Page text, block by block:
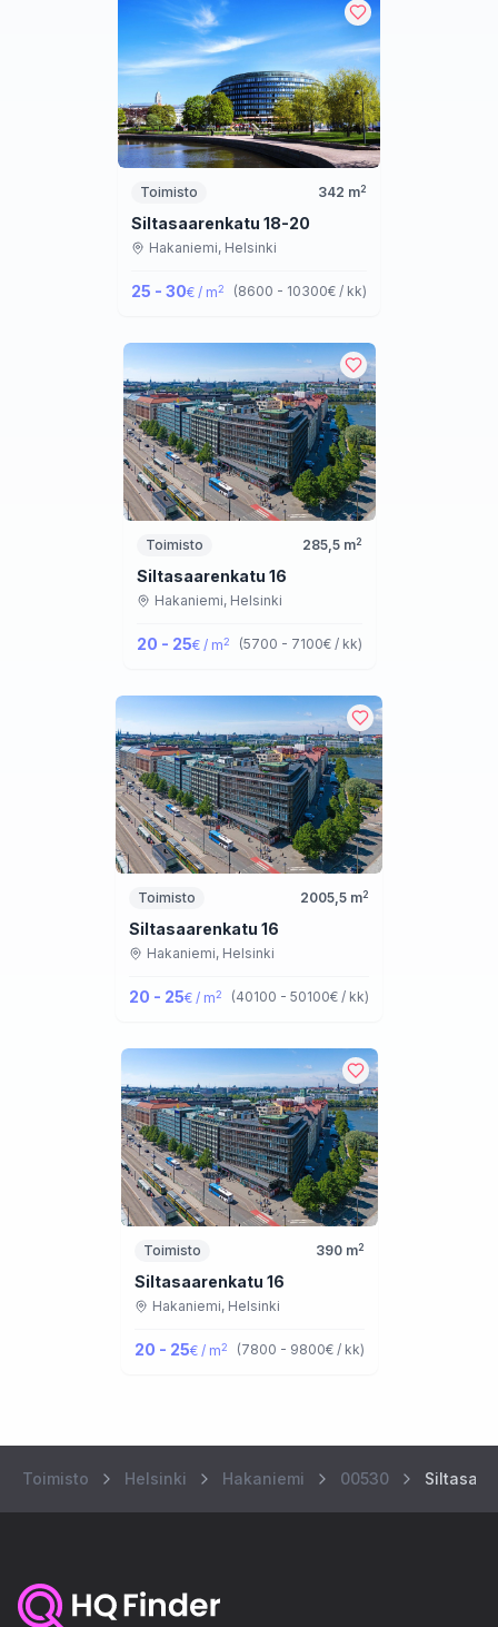
Toimisto 342 m2
Siltasaarenkatu 18-20
Hakaniemi, Helsinki
25 - 30€ / m2 (8600 - 10300€ / kk)
Toimisto 285,5m2
Siltasaarenkatu 16
Hakaniemi, Helsinki
20 - 25€ / m2 (5700 - 7100€ / kk)
Toimisto 2005,5 m2
Siltasaarenkatu 16
Hakaniemi, Helsinki
20 - 25€ / m2 (40100 - 50100€ / kk)
Toimisto 390m2
Siltasaarenkatu 16
Hakaniemi, Helsinki
20 - 25€ / m2 (7800 - 9800€ / kk)
Toimisto Helsinki Hakaniemi 00530